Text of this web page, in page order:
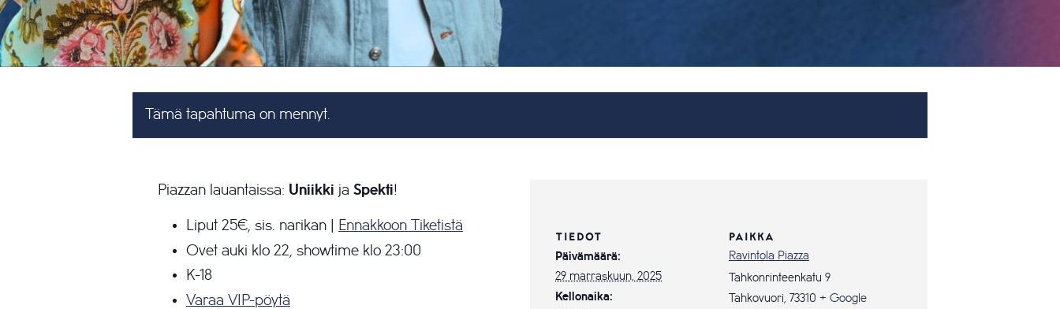
Tämä tapahtuma on mennyt.
Piazzan lauantaissa: Uniikki ja Spekti!
Liput 25€, sis. narikan |
Ennakkoon Tiketistä
Ovet auki klo 22, showtime klo 23:00
K-18
Varaa VIP-pöytä
TIEDOT
Päivämäärä:
29 marraskuun, 2025
Kellonaika:
PAIKKA
Ravintola Piazza
Tahkonrinteenkatu 9
Tahkovuori, 73310 + Google